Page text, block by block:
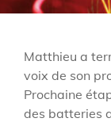
Matthieu a
voix de son
Prochaine
des batteries